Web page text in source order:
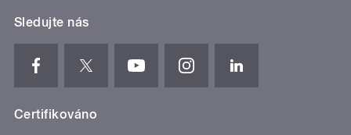
Sledujte nás
Certifikováno